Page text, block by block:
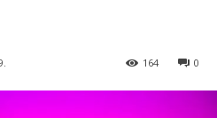
0
164